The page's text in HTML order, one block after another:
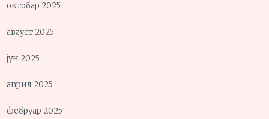
октобар 2025
август 2025
јун 2025
април 2025
фебруар 2025